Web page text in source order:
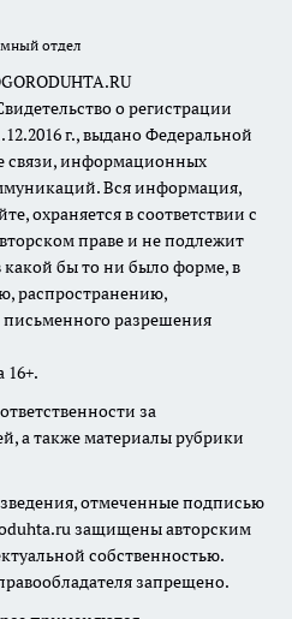
отдел
о регистрации
г., выдано Федеральной
связи, информационных
Вся информация,
охраняется в соответствии с
праве и не подлежит
бы то ни было форме, в
распространению,
письменного разрешения
16+.
за
а также материалы рубрики
отмеченные подписью
защищены авторским
собственностью.
запрещено.